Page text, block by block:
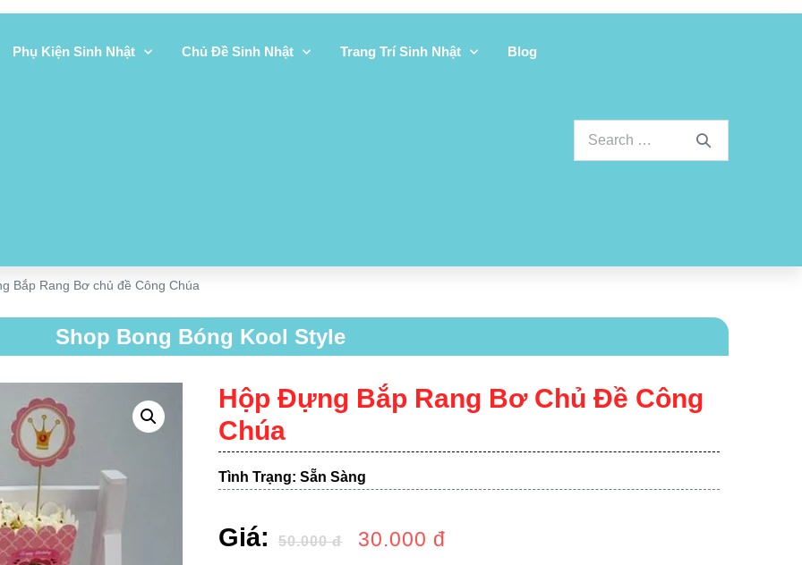
Phụ Kiện Sinh Nhật Chủ Đề Sinh Nhật Trang Trí Sinh Nhật Blog
Bắp Rang Bơ chủ đề Công Chúa
Shop Bong Bóng Kool Style
Hộp Đựng Bắp Rang Bơ Chủ Đề Công
Chúa
Tình Trạng: Sẵn Sàng
Giá: 50.000đ 30.000 đ